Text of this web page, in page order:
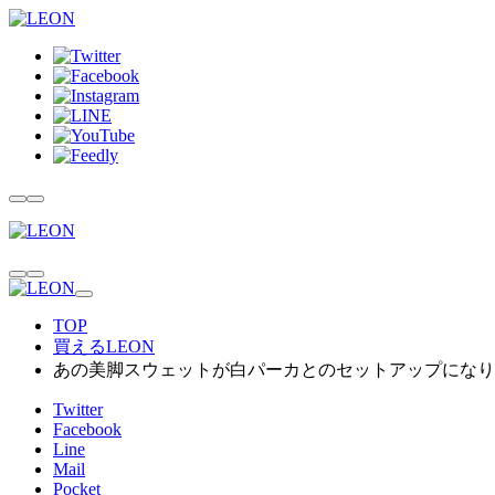
TOP
買えるLEON
あの美脚スウェットが白パーカとのセットアップにな
Twitter
Facebook
Line
Mail
Pocket